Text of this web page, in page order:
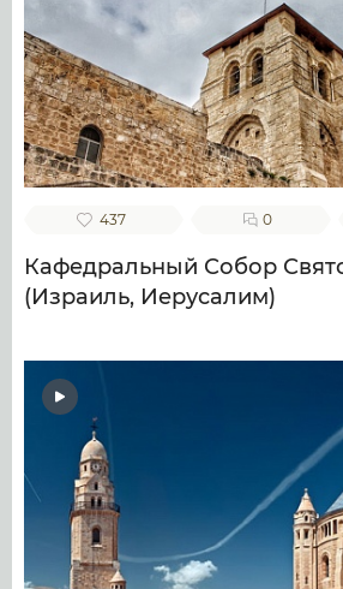
437 0
Кафедральный Собор
(Израиль, Иерусалим)